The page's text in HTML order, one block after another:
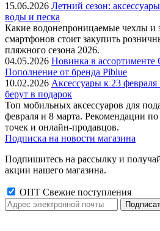
15.06.2026 Летний сезон:
воды и песка
Какие водонепроницаемые чехлы и
смартфонов стоит закупить
пляжного сезона 2026.
04.05.2026 Новинка в
Пополнение от бренда Piblue
10.02.2026 Аксессуары к 23
берут в подарок
Топ мобильных аксессуаров для
февраля и 8 марта. Рекомендации
точек и онлайн-продавцов.
Подписка на новости магазина
Подпишитесь на рассылку и
акции нашего магазина.
ОПТ Свежие поступления